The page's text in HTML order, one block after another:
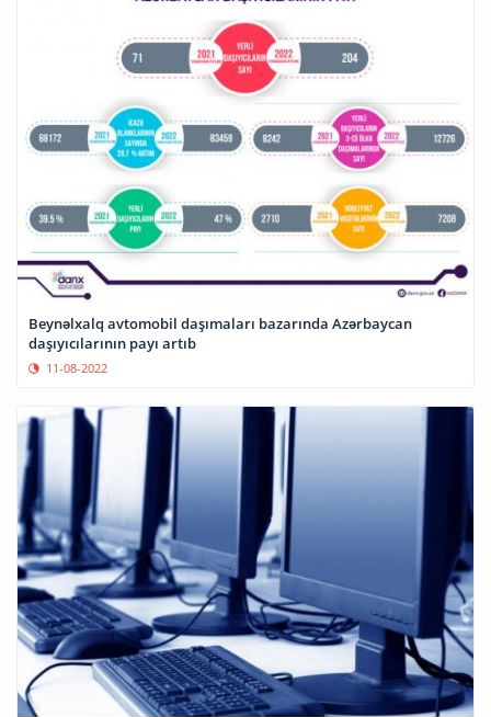
Beynəlxalq avtomobil daşımaları bazarında Azərbaycan
daşıyıcılarının payı artıb
11-08-2022